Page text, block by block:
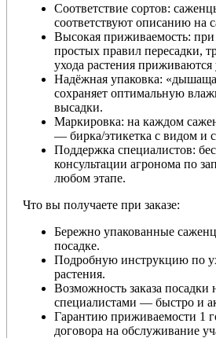
Соответствие сортов:
соответствуют описанию на
Высокая приживаемость:
простых правил пересадки,
ухода растения
Надёжная упаковка:
сохраняет оптимальную
высадки.
Маркировка: на каждом
— бирка/этикетка с видом и
Поддержка специалистов:
консультации агронома по
любом этапе.
Что вы получаете при заказе:
Бережно упакованные
посадке.
Подробную инструкцию по
растения.
Возможность заказа
специалистами — быстро и
Гарантию приживаемости 1
договора на обслуживание